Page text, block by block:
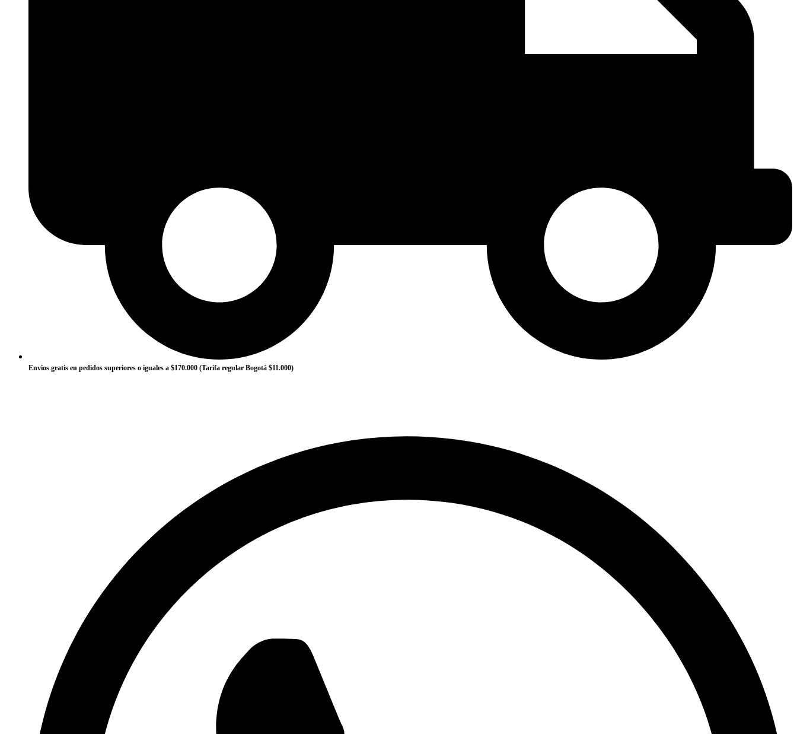
Envios gratis en pedidos superiores o iguales a $170.000 (Tarifa regular Bogotá $11.000)